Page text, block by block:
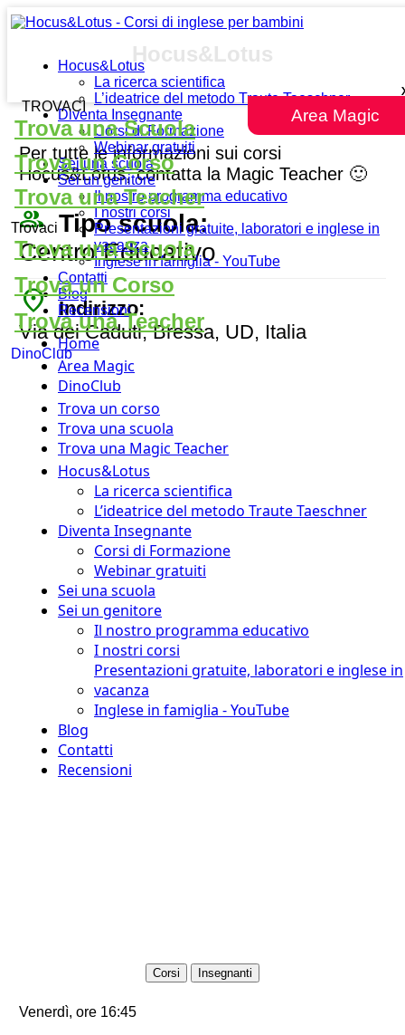
Hocus&Lotus
La ricerca scientifica
L’ideatrice del metodo Traute Taeschner
Diventa Insegnante
Corsi di Formazione
Webinar gratuiti
Sei una scuola
Sei un genitore
Il nostro programma educativo
I nostri corsi
Presentazioni gratuite, laboratori e inglese in
vacanza
Inglese in famiglia - YouTube
Contatti
Blog
Recensioni
Home
Area Magic
DinoClub
Trova un corso
Trova una scuola
Trova una Magic Teacher
Hocus&Lotus
La ricerca scientifica
L’ideatrice del metodo Traute Taeschner
Diventa Insegnante
Corsi di Formazione
Webinar gratuiti
Sei una scuola
Sei un genitore
Il nostro programma educativo
I nostri corsi
Presentazioni gratuite, laboratori e inglese in
vacanza
Inglese in famiglia - YouTube
Blog
Contatti
Recensioni
Area Magic
TROVACI
Trova una Scuola
Trova un Corso
Trova una Teacher
Trovaci
Trova una Scuola
Trova un Corso
Trova una Teacher
DinoClub
Hocus&Lotus
Per tutte le informazioni sui corsi
Hocus&Lotus, contatta la Magic Teacher 🙂
people_outline Tipo scuola:
Centro Educativo
place Indirizzo:
Via dei Caduti, Bressa, UD, Italia
Corsi Insegnanti
Venerdì, ore 16:45